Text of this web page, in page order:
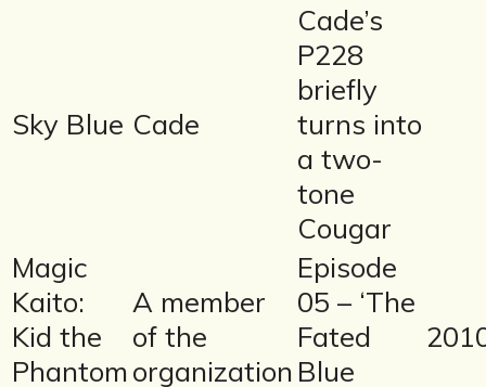
Sky Blue Cade
Cade’s
P228
briefly
turns into
a two-
tone
Cougar
Magic
Kaito:
Kid the
Phantom
A member
of the
organization
Episode
05 – ‘The
Fated
Blue